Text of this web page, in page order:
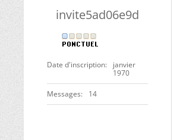
invite5ad06e9d
Date d'inscription
janvier
1970
Messages 14